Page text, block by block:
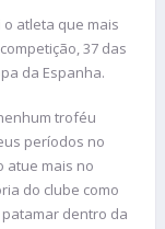
o atleta que mais
37 das
da Espanha.
troféu
períodos no
atue mais no
do clube como
dentro da